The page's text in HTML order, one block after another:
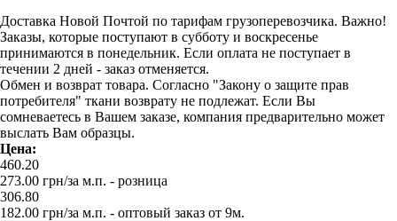
Доставка Новой Почтой по тарифам грузоперевозчика. Важно!
Заказы, которые поступают в субботу и воскресенье
принимаются в понедельник. Если оплата не поступает в
течении 2 дней - заказ отменяется.
Обмен и возврат товара. Согласно "Закону о защите прав
потребителя" ткани возврату не подлежат. Если Вы
сомневаетесь в Вашем заказе, компания предварительно может
выслать Вам образцы.
Цена:
460.20
273.00 грн/за м.п. - розница
306.80
182.00 грн/за м.п. - оптовый заказ от 9м.